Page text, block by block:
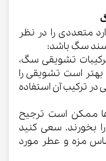
متعددی را در نظر
سگ باشد:
تشویقی سگ،
است تشویقی را
در ترکیب آن استفاده
ممکن است ترجیح
بخورند. سعی کنید
مزه و عطر مورد